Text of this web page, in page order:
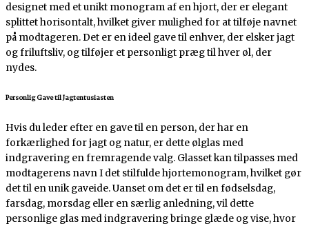
designet med et unikt monogram af en hjort, der er elegant
splittet horisontalt, hvilket giver mulighed for at tilføje navnet
på modtageren. Det er en ideel gave til enhver, der elsker jagt
og friluftsliv, og tilføjer et personligt præg til hver øl, der
nydes.
Personlig Gave til Jagtentusiasten
Hvis du leder efter en gave til en person, der har en
forkærlighed for jagt og natur, er dette ølglas med
indgravering en fremragende valg. Glasset kan tilpasses med
modtagerens navn I det stilfulde hjortemonogram, hvilket gør
det til en unik gaveide. Uanset om det er til en fødselsdag,
farsdag, morsdag eller en særlig anledning, vil dette
personlige glas med indgravering bringe glæde og vise, hvor